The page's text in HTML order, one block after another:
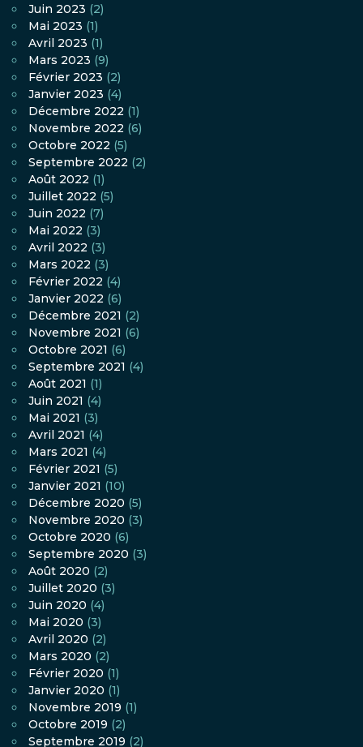
Juin 2023 (2)
Mai 2023 (1)
Avril 2023 (1)
Mars 2023 (9)
Février 2023 (2)
Janvier 2023 (4)
Décembre 2022 (1)
Novembre 2022 (6)
Octobre 2022 (5)
Septembre 2022 (2)
Août 2022 (1)
Juillet 2022 (5)
Juin 2022 (7)
Mai 2022 (3)
Avril 2022 (3)
Mars 2022 (3)
Février 2022 (4)
Janvier 2022 (6)
Décembre 2021 (2)
Novembre 2021 (6)
Octobre 2021 (6)
Septembre 2021 (4)
Août 2021 (1)
Juin 2021 (4)
Mai 2021 (3)
Avril 2021 (4)
Mars 2021 (4)
Février 2021 (5)
Janvier 2021 (10)
Décembre 2020 (5)
Novembre 2020 (3)
Octobre 2020 (6)
Septembre 2020 (3)
Août 2020 (2)
Juillet 2020 (3)
Juin 2020 (4)
Mai 2020 (3)
Avril 2020 (2)
Mars 2020 (2)
Février 2020 (1)
Janvier 2020 (1)
Novembre 2019 (1)
Octobre 2019 (2)
Septembre 2019 (2)